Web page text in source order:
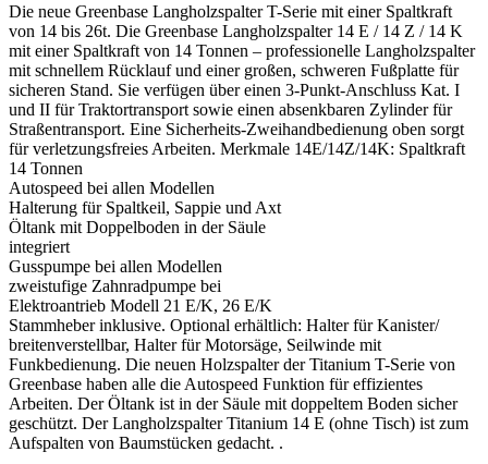
Die neue Greenbase Langholzspalter T-Serie mit einer Spaltkraft
von 14 bis 26t. Die Greenbase Langholzspalter 14 E / 14 Z / 14 K
mit einer Spaltkraft von 14 Tonnen – professionelle Langholzspalter
mit schnellem Rücklauf und einer großen, schweren Fußplatte für
sicheren Stand. Sie verfügen über einen 3-Punkt-Anschluss Kat. I
und II für Traktortransport sowie einen absenkbaren Zylinder für
Straßentransport. Eine Sicherheits-Zweihandbedienung oben sorgt
für verletzungsfreies Arbeiten. Merkmale 14E/14Z/14K: Spaltkraft
14 Tonnen
Autospeed bei allen Modellen
Halterung für Spaltkeil, Sappie und Axt
Öltank mit Doppelboden in der Säule
integriert
Gusspumpe bei allen Modellen
zweistufige Zahnradpumpe bei
Elektroantrieb Modell 21 E/K, 26 E/K
Stammheber inklusive. Optional erhältlich: Halter für Kanister/
breitenverstellbar, Halter für Motorsäge, Seilwinde mit
Funkbedienung. Die neuen Holzspalter der Titanium T-Serie von
Greenbase haben alle die Autospeed Funktion für effizientes
Arbeiten. Der Öltank ist in der Säule mit doppeltem Boden sicher
geschützt. Der Langholzspalter Titanium 14 E (ohne Tisch) ist zum
Aufspalten von Baumstücken gedacht. .